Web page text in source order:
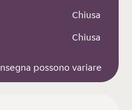
Chiusa
Chiusa
possono variare